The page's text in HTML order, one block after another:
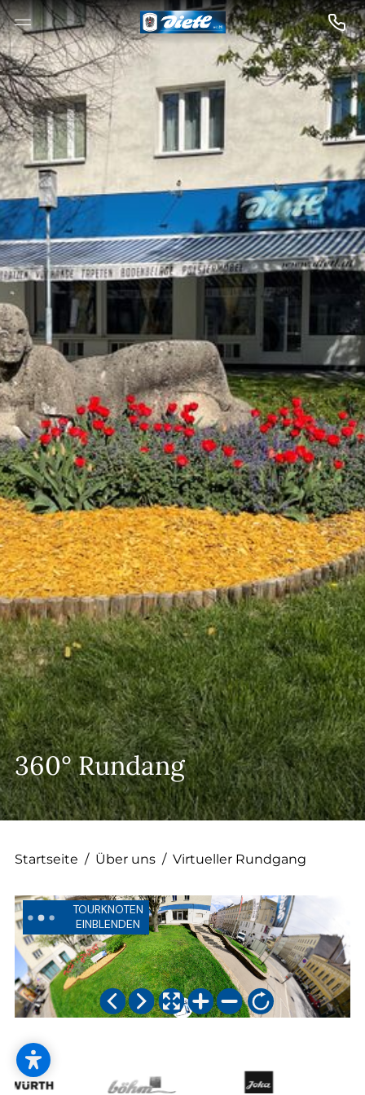
--
--
--
--
 
360° Rundang
Startseite / Über uns / Virtueller Rundgang